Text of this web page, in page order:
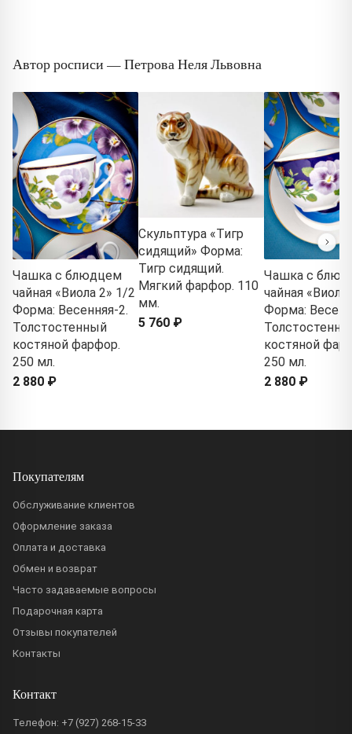
Автор росписи — Петрова Неля Львовна
Чашка с блюдцем
чайная «Виола 2» 1/2
Форма: Весенняя-2.
Толстостенный
костяной фарфор.
250 мл.
2 880 ₽
Скульптура «Тигр
сидящий» Форма:
Тигр сидящий.
Мягкий фарфор. 110
мм.
5 760 ₽
Чашка с
чайная
Форма:
костяной
250 мл.
2 880 ₽
Покупателям
Обслуживание клиентов
Оформление заказа
Оплата и доставка
Обмен и возврат
Часто задаваемые вопросы
Подарочная карта
Отзывы покупателей
Контакты
Контакт
Телефон: +7 (927) 268-15-33